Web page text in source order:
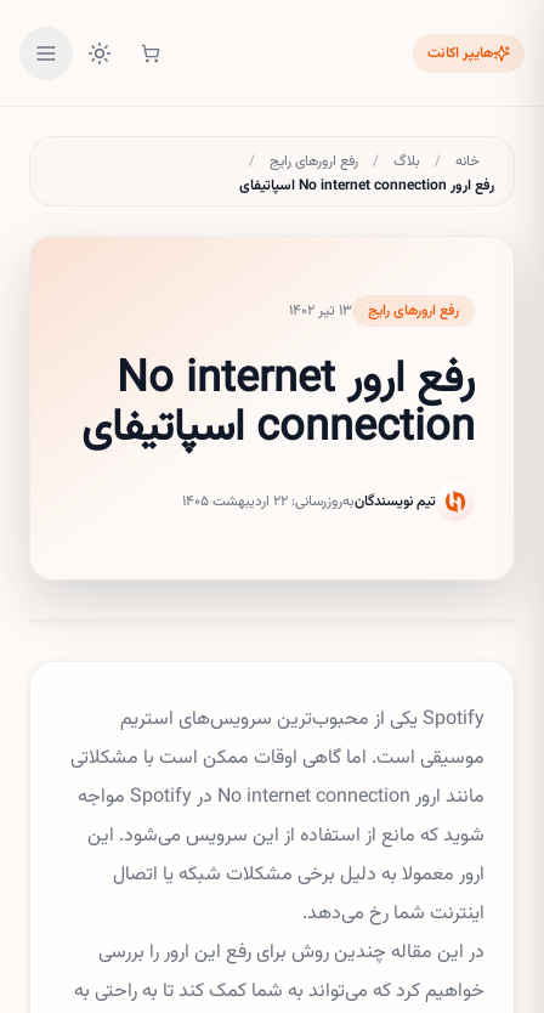
هایپر اکانت
خانه / بلاگ / رفع ارورهای رایج
/
رفع ارور No internet connection اسپاتیفای
رفع ارورهای رایج ۱۳ تیر ۱۴۰۲
رفع ارور No internet
connection اسپاتیفای
تیم نویسندگانبه‌روزرسانی: ۲۲ اردیبهشت ۱۴۰۵
Spotify یکی از محبوب‌ترین سرویس‌های استریم
موسیقی است. اما گاهی اوقات ممکن است با مشکلاتی
مانند ارور No internet connection در Spotify مواجه
شوید که مانع از استفاده از این سرویس می‌شود. این
ارور معمولا به دلیل برخی مشکلات شبکه یا اتصال
اینترنت شما رخ می‌دهد.
در این مقاله چندین روش برای رفع این ارور را بررسی
خواهیم کرد که می‌تواند به شما کمک کند تا به راحتی به